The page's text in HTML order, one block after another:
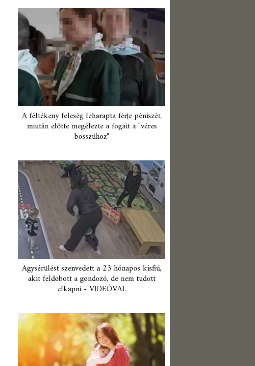
A féltékeny feleség leharapta férje péniszét,
miután előtte megélezte a fogait a "véres
bosszúhoz"
Agysérülést szenvedett a 23 hónapos kisfiú,
akit feldobott a gondozó, de nem tudott
elkapni - VIDEÓVAL